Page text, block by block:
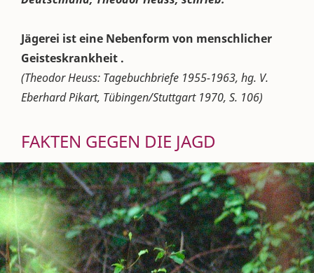
Jägerei ist eine Nebenform von menschlicher
Geisteskrankheit .
(Theodor Heuss: Tagebuchbriefe 1955-1963, hg. V.
Eberhard Pikart, Tübingen/Stuttgart 1970, S. 106)
FAKTEN GEGEN DIE JAGD